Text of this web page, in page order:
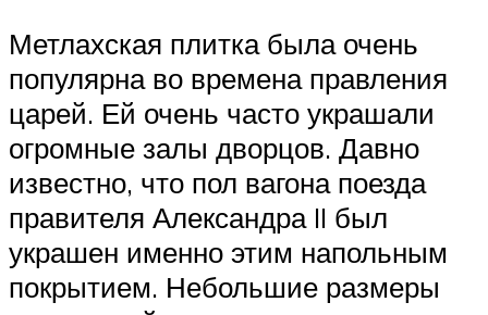
Метлахская плитка была очень
популярна во времена правления
царей. Ей очень часто украшали
огромные залы дворцов. Давно
известно, что пол вагона поезда
правителя Александра II был
украшен именно этим напольным
покрытием. Небольшие размеры